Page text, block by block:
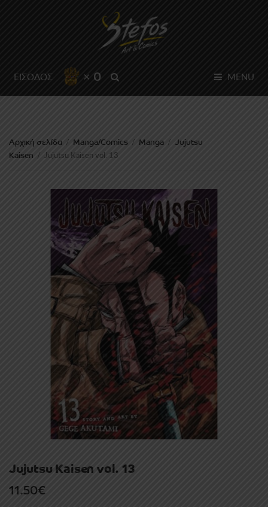
ΕΙΣΟΔΟΣ × 0 MENU
Αρχική σελίδα / Manga/Comics / Manga / Jujutsu
Kaisen / Jujutsu Kaisen vol. 13
Jujutsu Kaisen vol. 13
11.50€